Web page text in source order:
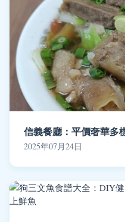
信義餐廳：平價奢華多
2025年07月24日